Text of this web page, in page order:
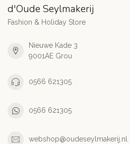
d'Oude Seylmakerij
Fashion & Holiday Store
Nieuwe Kade 3
9001AE Grou
0566 621305
0566 621305
webshop@oudeseylmakerij.nl